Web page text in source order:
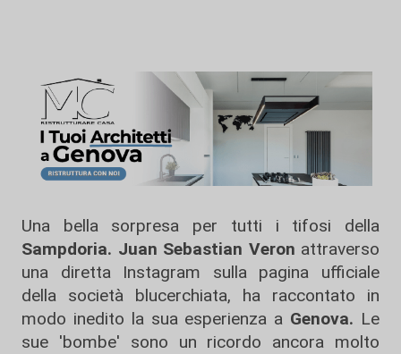
Una bella sorpresa per tutti i tifosi della
Sampdoria. Juan Sebastian Veron attraverso
una diretta Instagram sulla pagina ufficiale
della società blucerchiata, ha raccontato in
modo inedito la sua esperienza a Genova. Le
sue 'bombe' sono un ricordo ancora molto